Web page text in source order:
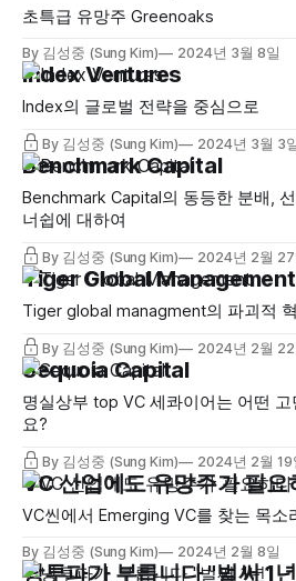
초특급 유망주 Greenoaks
By 김성중 (Sung Kim) 2024년 3월 8일
Index Ventures
Index의 글로벌 전략을 중심으로
By 김성중 (Sung Kim) 2024년 3월 3
Benchmark Capital
Benchmark Capital의 동등한 분배,
너쉽에 대하여
By 김성중 (Sung Kim) 2024년 2월 27
Tiger Global Management
Tiger global managment의 파괴적
By 김성중 (Sung Kim) 2024년 2월 22
Sequoia Capital
명실상부 top VC 세콰이어는 어떤
요?
By 김성중 (Sung Kim) 2024년 2월 19
VC 산업에도 유망주가 필요
VC씬에서 Emerging VC를 찾는 목소
By 김성중 (Sung Kim) 2024년 2월 8일
낭투파가 부릅니다 "벌써 1